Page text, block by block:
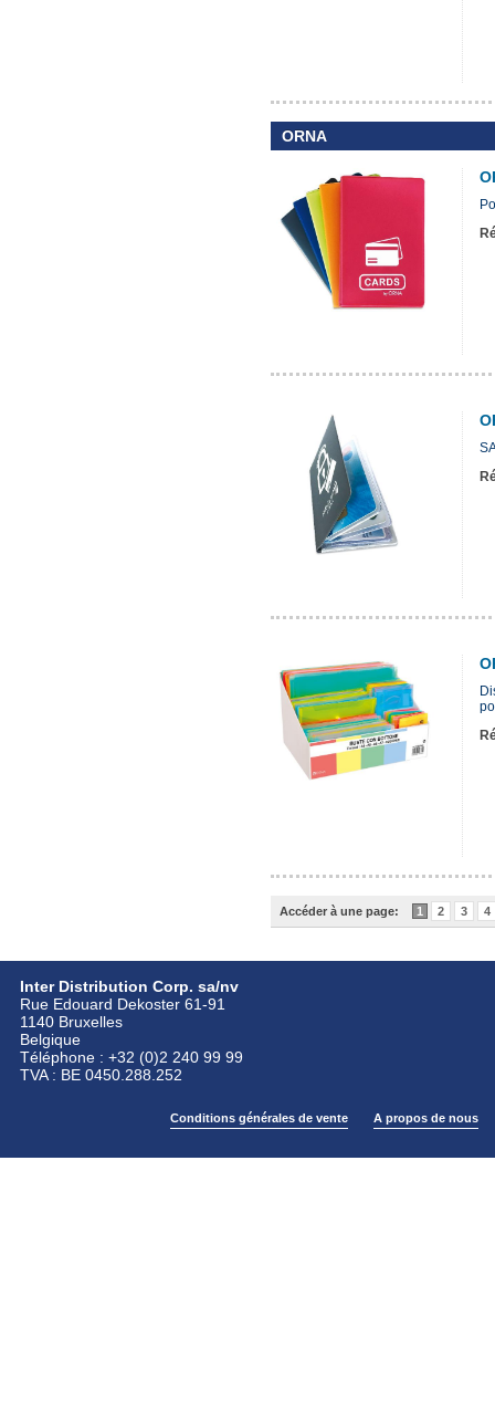
ORNA
Accéder à une page: 1 2 3 4
Inter Distribution Corp. sa/nv
Rue Edouard Dekoster 61-91
1140 Bruxelles
Belgique
Téléphone : +32 (0)2 240 99 99
TVA : BE 0450.288.252
Conditions générales de vente A propos de nous